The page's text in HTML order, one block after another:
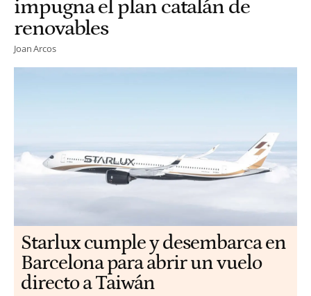
impugna el plan catalán de
renovables
Joan Arcos
Starlux cumple y desembarca en
Barcelona para abrir un vuelo
directo a Taiwán